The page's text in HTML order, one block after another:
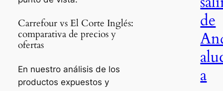
Carrefour vs El Corte Inglés:
comparativa de precios y
ofertas
En nuestro análisis de los
productos expuestos y
de
a